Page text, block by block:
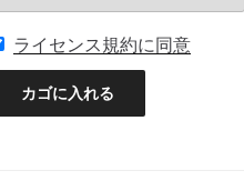
ライセンス規約に同意